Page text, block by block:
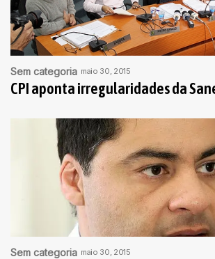
Sem categoria maio 30, 2015
CPI aponta irregularidades da
Sem categoria maio 30, 2015